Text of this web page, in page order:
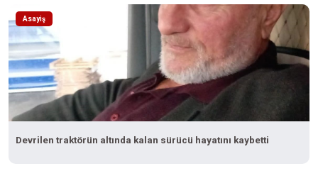
Asayiş
Devrilen traktörün altında kalan sürücü hayatını kaybetti